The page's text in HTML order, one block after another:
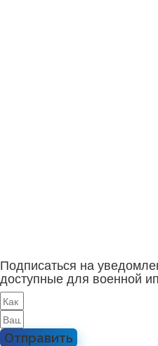
Подписаться на
доступные для военной
Отправить